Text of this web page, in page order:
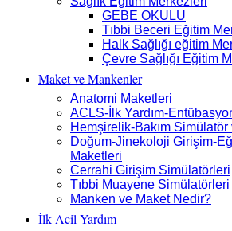
GEBE OKULU
Tıbbi Beceri Eğitim
Halk Sağlığı eğitim
Çevre Sağlığı Eğitim
Maket ve Mankenler
Anatomi Maketleri
ACLS-İlk Yardım-
Hemşirelik-Bakım
Doğum-Jinekoloji Girişim-
Maketleri
Cerrahi Girişim Simülatörleri
Tıbbi Muayene Simülatörleri
Manken ve Maket Nedir?
İlk-Acil Yardım